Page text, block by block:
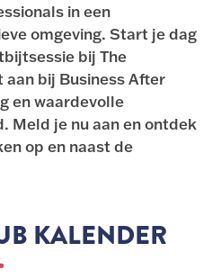
in een
omgeving. Start je dag
bij The
bij Business After
en waardevolle
Meld je nu aan en ontdek
op en naast de
KALENDER